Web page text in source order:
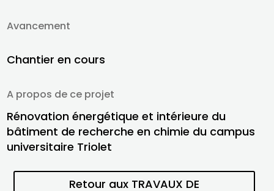
Avancement
Chantier en cours
A propos de ce projet
Rénovation énergétique et intérieure du
bâtiment de recherche en chimie du campus
universitaire Triolet
Retour aux TRAVAUX DE